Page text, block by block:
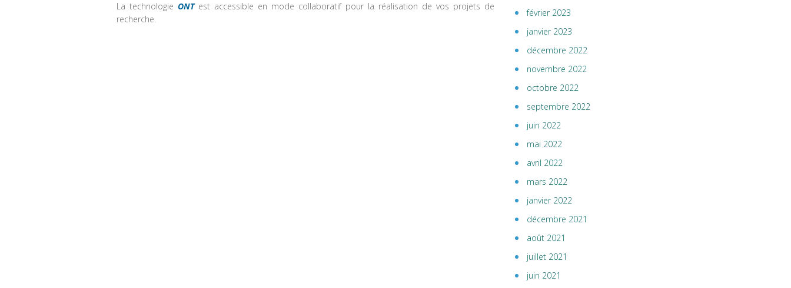
La technologieONT est accessible en mode collaboratif pour la réalisation de vos projets de
recherche.
février 2023
janvier 2023
décembre 2022
novembre 2022
octobre 2022
septembre 2022
juin 2022
mai 2022
avril 2022
mars 2022
janvier 2022
décembre 2021
août 2021
juillet 2021
juin 2021